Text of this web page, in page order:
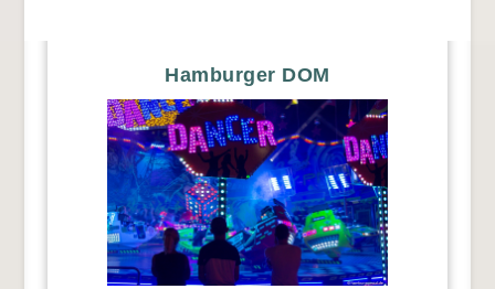
Hamburger DOM